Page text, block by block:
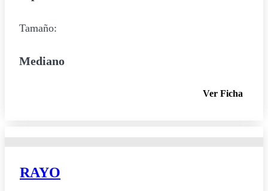
Tamaño:
Mediano
Ver Ficha
RAYO